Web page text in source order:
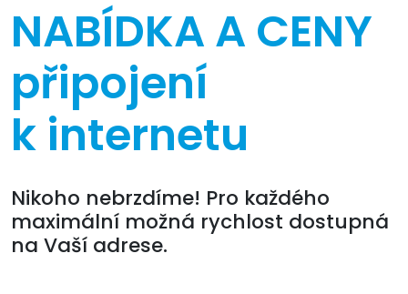
NABÍDKA A CENY
připojení
k internetu
Nikoho nebrzdíme! Pro každého
maximální možná rychlost dostupná
na Vaší adrese.